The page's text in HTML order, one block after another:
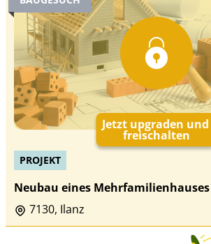
Jetzt upgraden und
freischalten
PROJEKT
Neubau eines Mehrfamilienhauses
7130, Ilanz